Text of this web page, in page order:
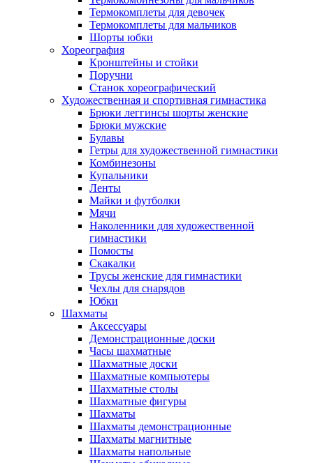
Термокомплеты для девочек
Термокомплеты для мальчиков
Шорты юбки
Хореография
Кронштейны и стойки
Поручни
Станок хореографический
Художественная и спортивная гимнастика
Брюки леггинсы шорты женские
Брюки мужские
Булавы
Гетры для художественной гимнастики
Комбинезоны
Купальники
Ленты
Майки и футболки
Мячи
Наколенники для художественной
гимнастики
Помосты
Скакалки
Трусы женские для гимнастики
Чехлы для снарядов
Юбки
Шахматы
Аксессуары
Демонстрационные доски
Часы шахматные
Шахматные доски
Шахматные компьютеры
Шахматные столы
Шахматные фигуры
Шахматы
Шахматы демонстрационные
Шахматы магнитные
Шахматы напольные